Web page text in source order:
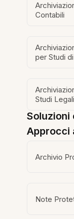
Contabili
per Studi
Studi Legali
Soluzioni
Approcci
Archivio
Note